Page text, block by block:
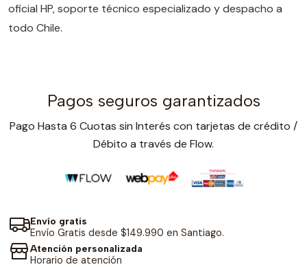
oficial HP, soporte técnico especializado y despacho a
todo Chile.
Pagos seguros garantizados
Pago Hasta 6 Cuotas sin Interés con tarjetas de crédito /
Débito a través de Flow.
Envío gratis
Envío Gratis desde $149.990 en Santiago.
Atención personalizada
Horario de atención